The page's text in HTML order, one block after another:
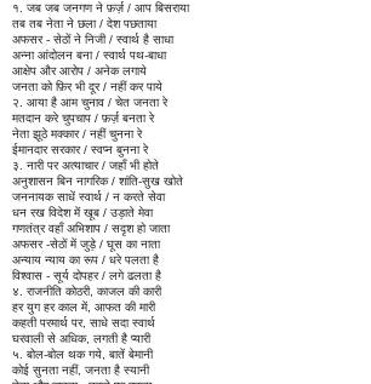
१. जब जब जनगण ने फ़र्ज़ / आप बिसराया
तब तब नेता ने छला / देश पछताया
अफसर - सेठों ने निजी / स्वार्थ है साधा
अन्ना आंदोलन बना / स्वार्थ पथ-बाधा
आक्षेप और आरोप / अनेक लगाये
जनता को फ़िर भी दूर / नहीं कर पाये
२. आया है आम चुनाव / चेत जनता रे
मतदान करे चुपचाप / फ़र्ज़ बनता रे
नेता झूठे मक्कार / नहीं चुनना रे
ईमानदार सरकार / स्वप्न बुनना रे
३. नारी पर अत्याचार / जहाँ भी होते
अनुशासन बिन नागरिक / शांति-सुख खोते
जननायक साधें स्वार्थ / न करते सेवा
धन रख विदेश में खूब / उड़ाते मेवा
गणतंत्र वहाँ अभिशाप / सदृश हो जाता
अफसर -सेठों में जुड़े / घूस का नाता
अन्याय न्याय का रूप / धरे पलता है
विश्वास - सूर्य दोपहर / लगे ढलता है
४. राजनीति कोठरी, काजल की कारी
हर युग हर काल में, आफत की मारी
कहती परमार्थ पर, साधे सदा स्वार्थ
घरवाली से अधिक, लगती है प्यारी
५. बोल-बोल थक गये, बातें बेमानी
कोई सुनता नहीं, जनता है स्यानी